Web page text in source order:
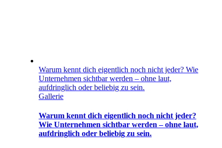
Warum kennt dich eigentlich noch nicht jeder? Wie
Unternehmen sichtbar werden – ohne laut,
aufdringlich oder beliebig zu sein.
Gallerie
Warum kennt dich eigentlich noch nicht jeder?
Wie Unternehmen sichtbar werden – ohne laut,
aufdringlich oder beliebig zu sein.